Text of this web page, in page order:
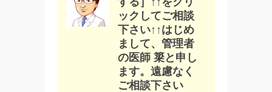
ックしてご相談
下さい↑↑はじめ
まして、管理者
の医師 簗と申し
ます。遠慮なく
ご相談下さい